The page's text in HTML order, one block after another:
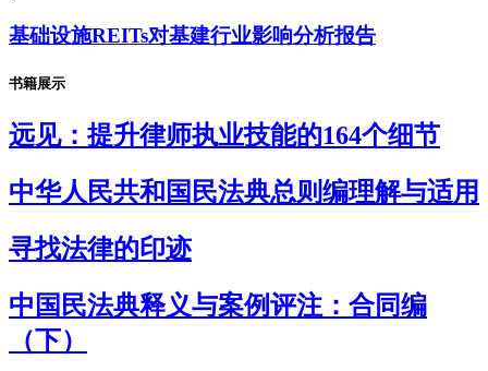
基础设施REITs对基建行业影响分析报告
书籍展示
远见：提升律师执业技能的164个细节
中华人民共和国民法典总则编理解与适用
寻找法律的印迹
中国民法典释义与案例评注：合同编
（下）